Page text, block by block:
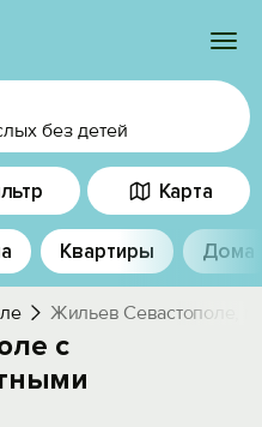
без детей
Карта
Квартиры Дома
Жильев Севастополе,
с